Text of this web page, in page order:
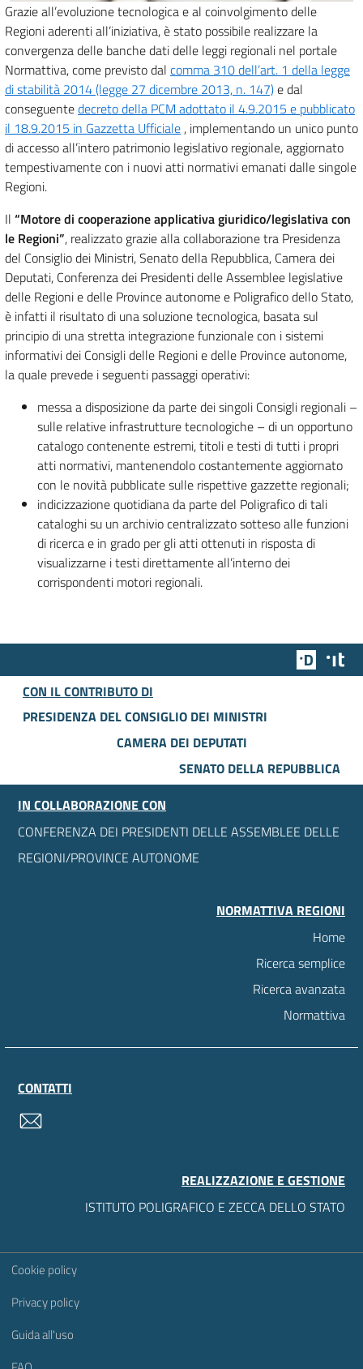
Grazie all’evoluzione tecnologica e al coinvolgimento delle
Regioni aderenti all’iniziativa, è stato possibile realizzare la
convergenza delle banche dati delle leggi regionali nel portale
Normattiva, come previsto dal comma 310 dell’art. 1 della legge
di stabilità 2014 (legge 27 dicembre 2013, n. 147)e dal
conseguentedecreto della PCM adottato il 4.9.2015 e pubblicato
il 18.9.2015 in Gazzetta Ufficiale , implementando un unico punto
di accesso all’intero patrimonio legislativo regionale, aggiornato
tempestivamente con i nuovi atti normativi emanati dalle singole
Regioni.
Il “Motore di cooperazione applicativa giuridico/legislativa con
le Regioni”, realizzato grazie alla collaborazione tra Presidenza
del Consiglio dei Ministri, Senato della Repubblica, Camera dei
Deputati, Conferenza dei Presidenti delle Assemblee legislative
delle Regioni e delle Province autonome e Poligrafico dello Stato,
è infatti il risultato di una soluzione tecnologica, basata sul
principio di una stretta integrazione funzionale con i sistemi
informativi dei Consigli delle Regioni e delle Province autonome,
la quale prevede i seguenti passaggi operativi:
messa a disposizione da parte dei singoli Consigli regionali –
sulle relative infrastrutture tecnologiche – di un opportuno
catalogo contenente estremi, titoli e testi di tutti i propri
atti normativi, mantenendolo costantemente aggiornato
con le novità pubblicate sulle rispettive gazzette regionali;
indicizzazione quotidiana da parte del Poligrafico di tali
cataloghi su un archivio centralizzato sotteso alle funzioni
di ricerca e in grado per gli atti ottenuti in risposta di
visualizzarne i testi direttamente all’interno dei
corrispondenti motori regionali.
Team
CON IL CONTRIBUTO DI
PRESIDENZA DEL CONSIGLIO DEI MINISTRI
CAMERA DEI DEPUTATI
SENATO DELLA REPUBBLICA
IN COLLABORAZIONE CON
CONFERENZA DEI PRESIDENTI DELLE ASSEMBLEE DELLE
REGIONI/PROVINCE AUTONOME
NORMATTIVA REGIONI
Home
Ricerca semplice
Ricerca avanzata
Normattiva
CONTATTI
REALIZZAZIONE E GESTIONE
ISTITUTO POLIGRAFICO E ZECCA DELLO STATO
Sezione Link Utili
Cookie policy
Privacy policy
Guida all'uso